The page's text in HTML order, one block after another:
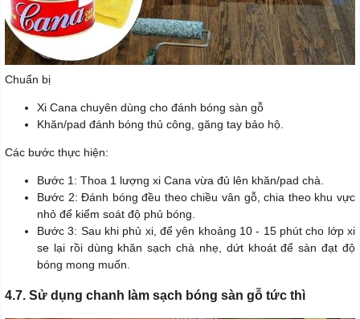
Chuẩn bị
Xi Cana chuyên dùng cho đánh bóng sàn gỗ
Khăn/pad đánh bóng thủ công, găng tay bảo hộ.
Các bước thực hiện:
Bước 1: Thoa 1 lượng xi Cana vừa đủ lên khăn/pad chà.
Bước 2: Đánh bóng đều theo chiều vân gỗ, chia theo khu vực
nhỏ để kiểm soát độ phủ bóng.
Bước 3: Sau khi phủ xi, để yên khoảng 10 - 15 phút cho lớp xi
se lại rồi dùng khăn sạch chà nhẹ, dứt khoát để sàn đạt độ
bóng mong muốn.
4.7. Sử dụng chanh làm sạch bóng sàn gỗ tức thì